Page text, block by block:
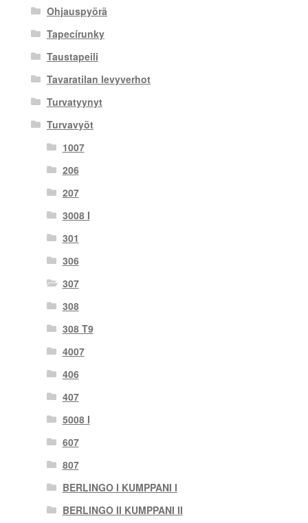
Ohjauspyörä
Tapecírunky
Taustapeili
Tavaratilan levyverhot
Turvatyynyt
Turvavyöt
1007
206
207
3008 I
301
306
307
308
308 T9
4007
406
407
5008 I
607
807
BERLINGO I KUMPPANI I
BERLINGO II KUMPPANI II